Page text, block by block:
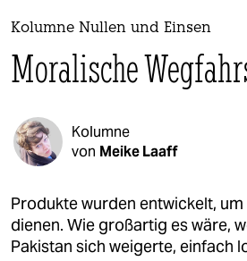
themen
politik
öko
gesellschaft
kultur
sport
Kolumne Nullen und Einsen
Moralische
Kolumne
von Meike Laaff
Produkte wurden entwickelt,
dienen. Wie großartig es wäre,
Pakistan sich weigerte, einfach